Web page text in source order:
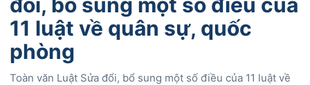
11 luật về quân sự, quốc
phòng
Toàn văn Luật Sửa đổi, bổ sung một số điều của 11 luật về